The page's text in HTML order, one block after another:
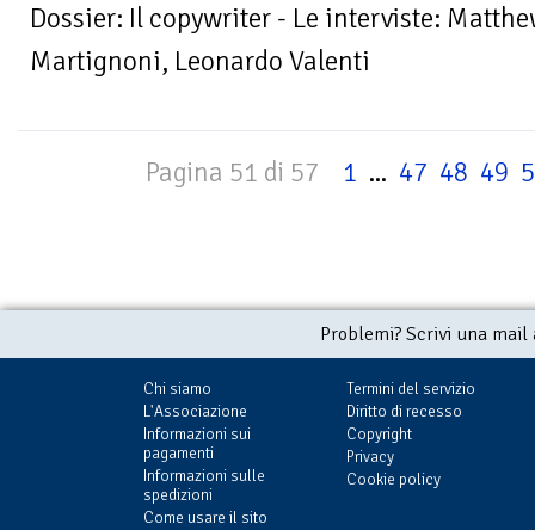
Dossier: Il copywriter - Le interviste:
Martignoni, Leonardo Valenti
Pagina 51 di 57 1 ... 47 48 49
Problemi? Scrivi una
Chi siamo
L'Associazione
Informazioni sui
pagamenti
Informazioni sulle
spedizioni
Come usare il sito
Termini del servizio
Diritto di recesso
Copyright
Privacy
Cookie policy